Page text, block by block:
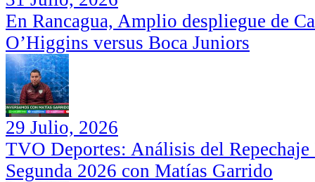
En Rancagua, Amplio despliegue de
O’Higgins versus Boca Juniors
29 Julio, 2026
TVO Deportes: Análisis del
Segunda 2026 con Matías Garrido